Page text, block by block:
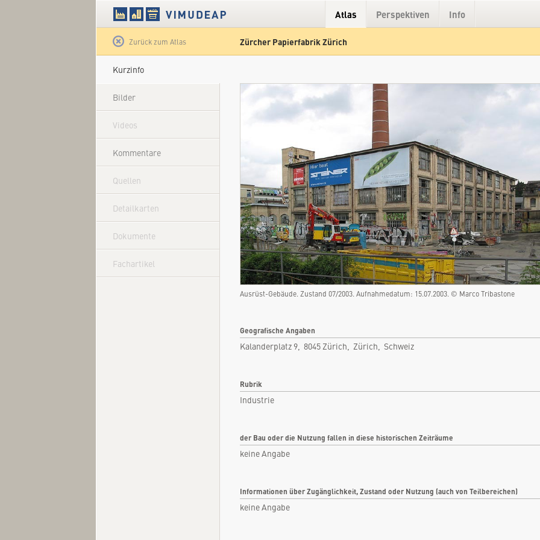
Atlas Perspektiven Info
Zurück zum Atlas Zürcher Papierfabrik Zürich
Kurzinfo
Bilder
Videos
Kommentare
Quellen
Detailkarten
Dokumente
Fachartikel
Ausrüst-Gebäude. Zustand 07/2003. Aufnahmedatum: 15.07.2003. © Marco Tribastone
Geografische Angaben
Kalanderplatz 9, 8045 Zürich, Zürich, Schweiz
Rubrik
Industrie
der Bau oder die Nutzung fallen in diese historischen Zeiträume
keine Angabe
Informationen über Zugänglichkeit, Zustand oder Nutzung (auch von Teilbereichen)
keine Angabe
Satellit Hybrid Gelände Straße
Zürcher Papierfabrik Zürich
Zürich, Zürich, Schweiz
Rubrik: Industrie
Kurzinfo
Fachartikel
Videos
Quellen